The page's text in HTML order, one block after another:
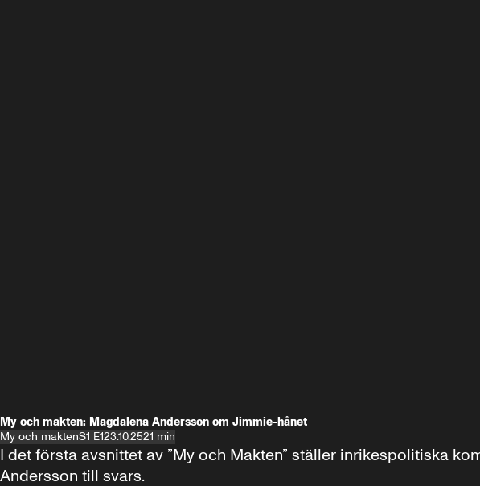
My och makten: Magdalena Andersson om Jimmie-hånet
My och maktenS1 E123.10.2521 min
I det första avsnittet av ”My och Makten” ställer inrikespolitiska
Andersson till svars.